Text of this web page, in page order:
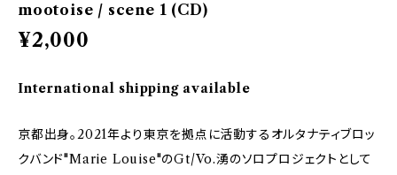
mootoise / scene 1 (CD)
¥2,000
International shipping available
京都出身。2021年より東京を拠点に活動するオルタナティブロッ
クバンド"Marie Louise"のGt/Vo.湧のソロプロジェクトとして